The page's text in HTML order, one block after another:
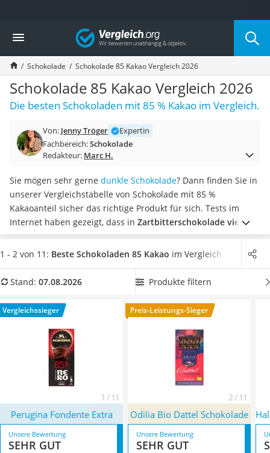
Die beliebtesten Vergleiche nach Kategorie
Lebensmittel
Schwarzkümmelöl
Knäckebrot
Schwarzkümmelöl-Kapseln
Manukahonig
Eiklar
Balsamico-Essig
Schwarzkümmelöl bio
Honig
Gemüsebrühe
Eiskaffee-Pulver
Irischer Whiskey
Grapefruitkernextrakt
Matcha-Set
MCT-Öl
Erythrit
Müsli ohne Zuckerzusatz
Vergleich
Schokolade Schokolade 85 Kakao Vergleich 2026
Schokolade 85 Kakao Vergleich 2026
Die besten Schokoladen mit 85 % Kakao im Vergleich.
Von: Jenny Tröger
Expertin
Fachbereich:Schokolade
Redakteur: Marc H.
Sie mögen sehr gerne dunkle Schokolade? Dann finden Sie in
unserer Vergleichstabelle von Schokolade mit 85 %
Kakaoanteil sicher das richtige Produkt für sich. Tests im
Internet haben gezeigt, dass in Zartbitterschokolade viel
weniger Zucker enthalten istals in herkömmlicher
Milchschokolade.Wählen Sie jetzt eine Schokolade mit 85 %
gekennzeichnet ist,
falls Sie unter einer
August 2026 besonders das ModellPerugina Fondente Extra
mit seinen Eigenschaften.
1 - 2 von 11: Beste Schokoladen 85 Kakao im Vergleich
Stand: 07.08.2026 Produkte filtern
Vergleichssieger
1 / 11
Preis-Leistungs-Sieger
2 / 11
Perugina Fondente Extra Odilia Bio Dattel Schokolade
Unsere Bewertung
SEHR GUT
Unsere Bewertung
SEHR GUT